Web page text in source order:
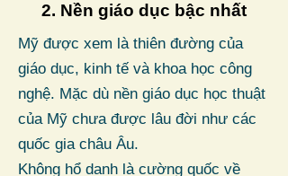
2. Nền giáo dục bậc nhất
Mỹ được xem là thiên đường của
giáo dục, kinh tế và khoa học công
nghệ. Mặc dù nền giáo dục học thuật
của Mỹ chưa được lâu đời như các
quốc gia châu Âu.
Không hổ danh là cường quốc về